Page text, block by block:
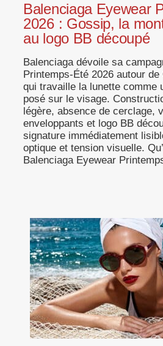
Balenciaga Eyewear
2026 : Gossip, la
au logo BB découpé
Balenciaga dévoile sa
Printemps-Été 2026 autour
qui travaille la lunette comme
posé sur le visage.
légère, absence de cerclage,
enveloppants et logo BB
signature immédiatement
optique et tension visuelle.
Balenciaga Eyewear